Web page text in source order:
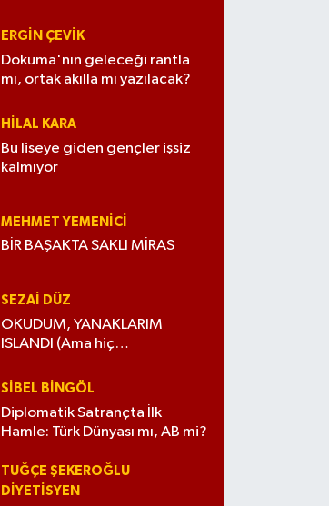
ERGIN ÇEVİK
Dokuma'nın geleceği rantla
mı, ortak akılla mı yazılacak?
HILAL KARA
Bu liseye giden gençler işsiz
kalmıyor
MEHMET YEMENICI
BİR BAŞAKTA SAKLI MİRAS
SEZAI DÜZ
OKUDUM, YANAKLARIM
ISLANDI (Ama hiç
SIBEL BINGÖL
Diplomatik Satrançta İlk
Hamle: Türk Dünyası mı, AB mi?
TUĞÇE ŞEKEROĞLU
DIYETISYEN